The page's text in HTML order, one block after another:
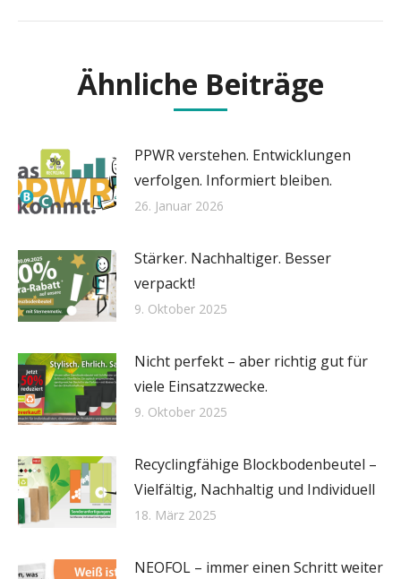
Ähnliche Beiträge
PPWR verstehen. Entwicklungen
verfolgen. Informiert bleiben.
26. Januar 2026
Stärker. Nachhaltiger. Besser
verpackt!
9. Oktober 2025
Nicht perfekt – aber richtig gut für
viele Einsatzzwecke.
9. Oktober 2025
Recyclingfähige Blockbodenbeutel –
Vielfältig, Nachhaltig und Individuell
18. März 2025
NEOFOL – immer einen Schritt weiter